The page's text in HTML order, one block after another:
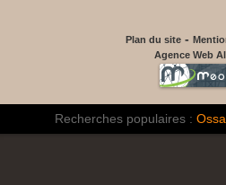
Plan du site -
Agence Web
Recherches populaires :